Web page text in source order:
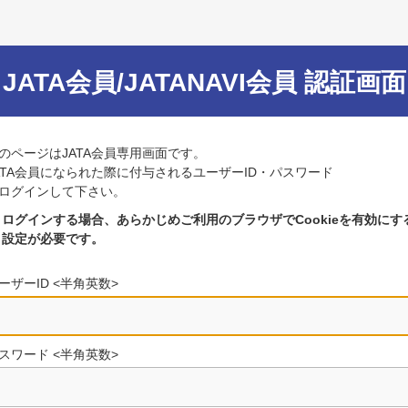
JATA会員/JATANAVI会員 認証画面
ページはJATA会員専用画面です。
会員になられた際に付与されるユーザーID・パスワード
グインして下さい。
ログインする場合、あらかじめご利用のブラウザでCookieを有効にす
設定が必要です。
ザーID <半角英数>
ワード <半角英数>